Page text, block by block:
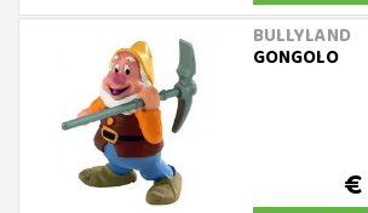
BULLYLAND
GONGOLO